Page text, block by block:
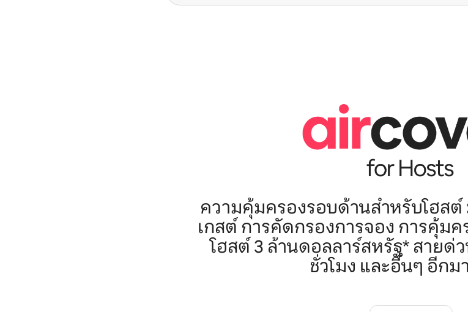
ความคุ้มครองรอบด้านสำหรับโฮส
เกสต์ การคัดกรองการจอง การคุ้ม
โฮสต์ 3 ล้านดอลลาร์สหรัฐ* สาย
ชั่วโมง และอื่นๆ อีกม